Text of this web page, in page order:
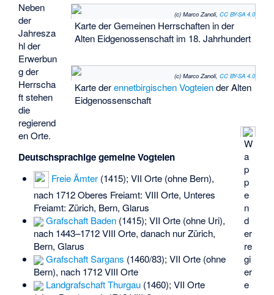
(c) Marco Zanoli, CC BY-SA 4.0
Karte der Gemeinen Herrschaften in der
Alten Eidgenossenschaft im 18. Jahrhundert
(c) Marco Zanoli, CC BY-SA 4.0
Karte derennetbirgischen Vogteiender Alten
Eidgenossenschaft
W
a
p
p
e
n
d
er
re
gi
er
e
Neben
der
Jahresza
hl der
Erwerbun
g der
Herrscha
ft stehen
die
regierend
en Orte.
Deutschsprachige gemeine Vogteien
Freie Ämter(1415); VII Orte (ohne Bern),
nach 1712 Oberes Freiamt: VIII Orte, Unteres
Freiamt: Zürich, Bern, Glarus
Grafschaft Baden(1415); VII Orte (ohne Uri),
nach 1443–1712 VIII Orte, danach nur Zürich,
Bern, Glarus
Grafschaft Sargans (1460/83); VII Orte (ohne
Bern), nach 1712 VIII Orte
Landgrafschaft Thurgau(1460); VII Orte